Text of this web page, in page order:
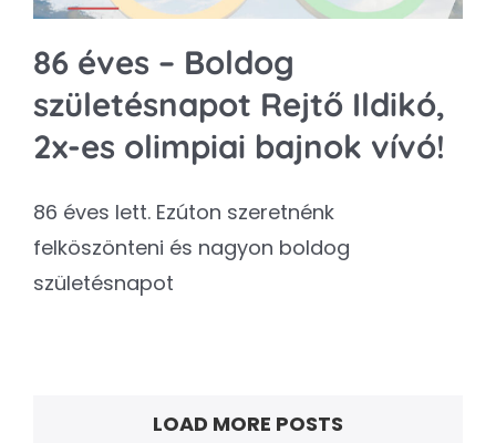
86 éves – Boldog
születésnapot Rejtő Ildikó,
2x-es olimpiai bajnok vívó!
86 éves lett. Ezúton szeretnénk
felköszönteni és nagyon boldog
születésnapot
LOAD MORE POSTS